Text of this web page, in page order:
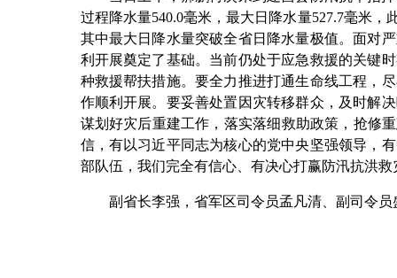
过程降水量540.0毫米，最大日降水量527.7毫米
其中最大日降水量突破全省日降水量极值。面对
利开展奠定了基础。当前仍处于应急救援的关键
种救援帮扶措施。要全力推进打通生命线工程，
作顺利开展。要妥善处置因灾转移群众，及时解
谋划好灾后重建工作，落实落细救助政策，抢修
信，有以习近平同志为核心的党中央坚强领导，
部队伍，我们完全有信心、有决心打赢防汛抗洪救
副省长李强，省军区司令员孟凡清、副司令员